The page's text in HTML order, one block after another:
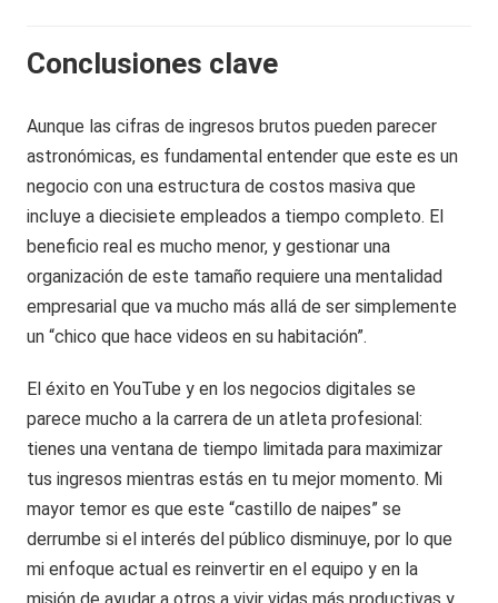
Conclusiones clave
Aunque las cifras de ingresos brutos pueden parecer
astronómicas, es fundamental entender que este es un
negocio con una estructura de costos masiva que
incluye a diecisiete empleados a tiempo completo. El
beneficio real es mucho menor, y gestionar una
organización de este tamaño requiere una mentalidad
empresarial que va mucho más allá de ser simplemente
un “chico que hace videos en su habitación”.
El éxito en YouTube y en los negocios digitales se
parece mucho a la carrera de un atleta profesional:
tienes una ventana de tiempo limitada para maximizar
tus ingresos mientras estás en tu mejor momento. Mi
mayor temor es que este “castillo de naipes” se
derrumbe si el interés del público disminuye, por lo que
mi enfoque actual es reinvertir en el equipo y en la
misión de ayudar a otros a vivir vidas más productivas y